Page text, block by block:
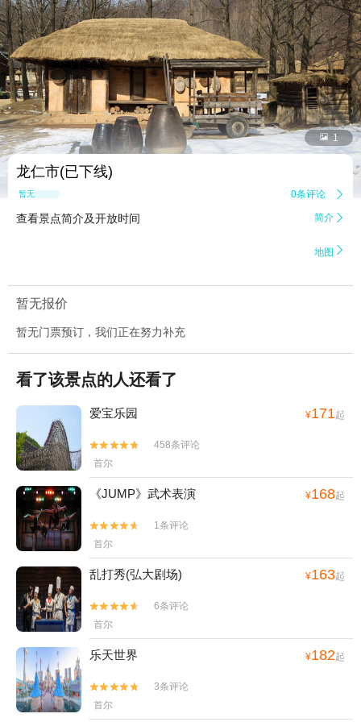
 1
龙仁市(已下线)
暂无点评 0条评论 
查看景点简介及开放时间 简介 
地图 
暂无报价
暂无门票预订，我们正在努力补充
看了该景点的人还看了
爱宝乐园 ¥171起


458条评论
首尔
《JUMP》武术表演 ¥168起


1条评论
首尔
乱打秀(弘大剧场) ¥163起


6条评论
首尔
乐天世界 ¥182起


3条评论
首尔
